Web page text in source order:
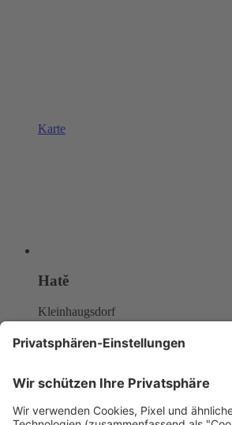
Karte
Hatě
Kleinhaugsdorf
Chvalovice-Hatě 196, Chvalovice-
0 Stk.